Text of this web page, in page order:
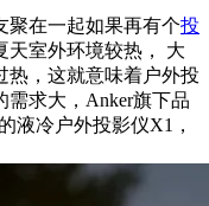
聚在一起如果再有个投
天室外环境较热， 大
热，这就意味着户外投
求大，Anker旗下品
液冷户外投影仪X1，